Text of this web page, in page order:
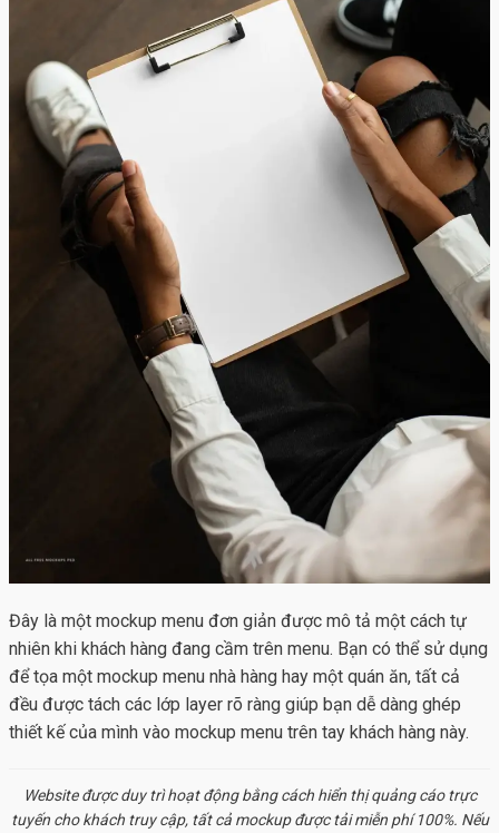
Đây là một mockup menu đơn giản được mô tả một cách tự
nhiên khi khách hàng đang cầm trên menu. Bạn có thể sử dụng
để tọa một mockup menu nhà hàng hay một quán ăn, tất cả
đều được tách các lớp layer rõ ràng giúp bạn dễ dàng ghép
thiết kế của mình vào mockup menu trên tay khách hàng này.
Website được duy trì hoạt động bằng cách hiển thị quảng cáo trực
tuyến cho khách truy cập, tất cả mockupđược tải miễn phí 100%. Nếu